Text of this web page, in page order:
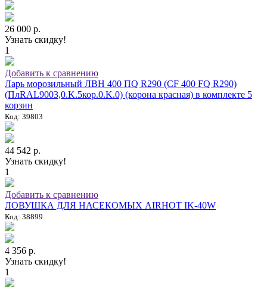
26 000 р.
Узнать скидку!
1
Добавить к сравнению
Ларь морозильный ЛВН 400 ПQ R290 (СF 400 FQ R290)
(ПлRAL9003,0.K.5кор.0.K.0) (корона красная) в комплекте 5
корзин
Код: 39803
44 542 р.
Узнать скидку!
1
Добавить к сравнению
ЛОВУШКА ДЛЯ НАСЕКОМЫХ AIRHOT IK-40W
Код: 38899
4 356 р.
Узнать скидку!
1